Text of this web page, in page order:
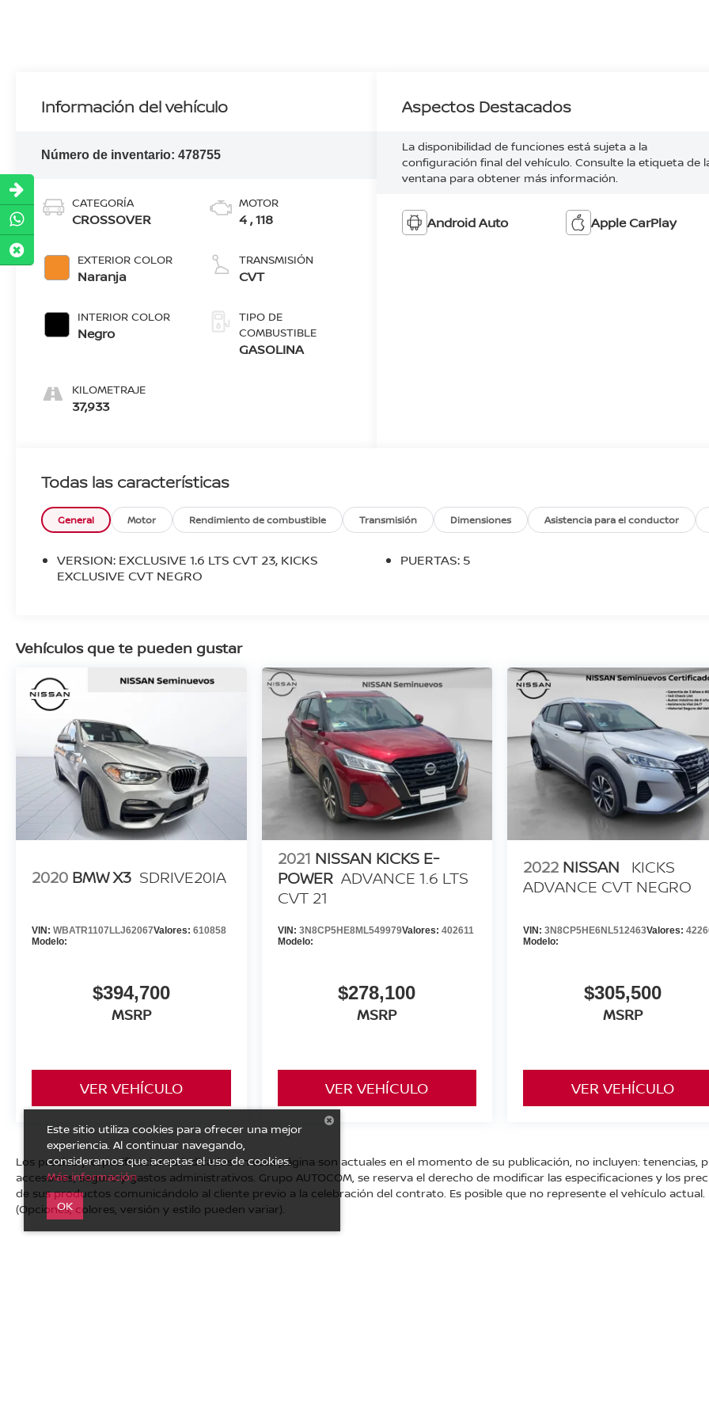
Información del vehículo
Número de inventario:478755
CATEGORÍA
CROSSOVER
EXTERIOR COLOR
Naranja
INTERIOR COLOR
Negro
KILOMETRAJE
37,933
MOTOR
4 , 118
TRANSMISIÓN
CVT
TIPO DE
COMBUSTIBLE
GASOLINA
Aspectos Destacados
La disponibilidad de funciones está sujeta a la
configuración final del vehículo. Consulte la etiqueta de
ventana para obtener más información.
Android Auto Apple CarPlay
Todas las características
General Motor Rendimiento de combustible Transmisión Dimensiones Asistencia para el conductor
VERSION: EXCLUSIVE 1.6 LTS CVT 23, KICKS
EXCLUSIVE CVT NEGRO
PUERTAS: 5
Vehículos que te pueden gustar
2020 BMW X3 SDRIVE20IA
VIN: WBATR1107LLJ62067Valores: 610858
Modelo:
$394,700
MSRP
VER VEHÍCULO
2021 NISSAN KICKS E-
POWER ADVANCE 1.6 LTS
CVT 21
VIN: 3N8CP5HE8ML549979Valores: 402611
Modelo:
$278,100
MSRP
VER VEHÍCULO
2022 NISSAN
KICKS
ADVANCE CVT NEGRO
VIN:3N8CP5HE6NL512463Valores:
Modelo:
$305,500
MSRP
VER VEHÍCULO
Los precios y especificaciones indicados en esta página son actuales en el momento de su publicación, no incluyen: tenencias,
accesorios, seguro y gastos administrativos. Grupo AUTOCOM, se reserva el derecho de modificar las especificaciones y los
de sus productos comunicándolo al cliente previo a la celebración del contrato. Es posible que no represente el vehículo actual.
(Opciones, colores, versión y estilo pueden variar).
Este sitio utiliza cookies para ofrecer una mejor
experiencia. Al continuar navegando,
consideramos que aceptas el uso de cookies.
Más información
OK